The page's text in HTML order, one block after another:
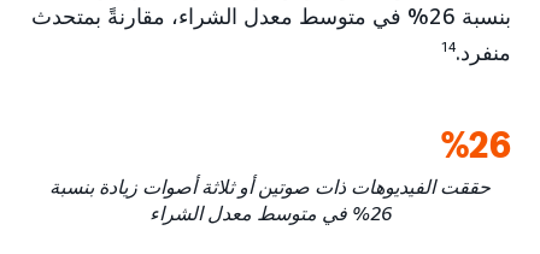
بنسبة 26% في متوسط معدل الشراء، مقارنةً بمتحدث
منفرد.14
26‏%
حققت الفيديوهات ذات صوتين أو ثلاثة أصوات زيادة بنسبة
26% في متوسط معدل الشراء